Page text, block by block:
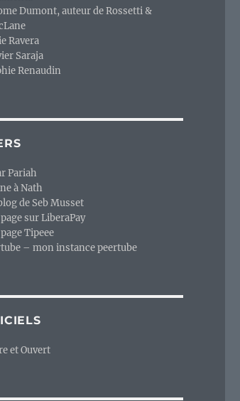
Dumont, auteur de Rossetti &
Ravera
Saraja
Renaudin
Pariah
à Nath
de Seb Musset
sur LiberaPay
Tipeee
– mon instance peertube
et Ouvert